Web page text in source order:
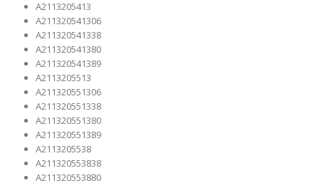
A2113205413
A211320541306
A211320541338
A211320541380
A211320541389
A2113205513
A211320551306
A211320551338
A211320551380
A211320551389
A2113205538
A211320553838
A211320553880